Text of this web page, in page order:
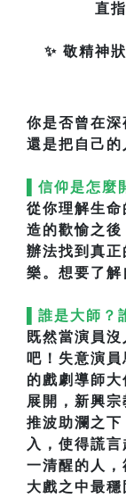
直
✨ 敬精神
你是否曾在
還是把自己的
▌信仰是怎麼
從你理解生命
造的歡愉之
辦法找到真
樂。想要了解
▌誰是大師？
既然當演員
吧！失意演
的戲劇導師
展開，新興
推波助瀾之
入，使得謊
一清醒的人
大戲之中最